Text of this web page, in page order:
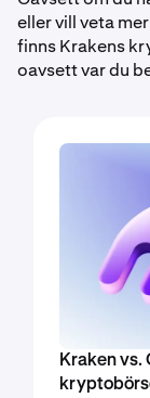
eller vill veta
finns Krakens
oavsett var du
Kraken vs.